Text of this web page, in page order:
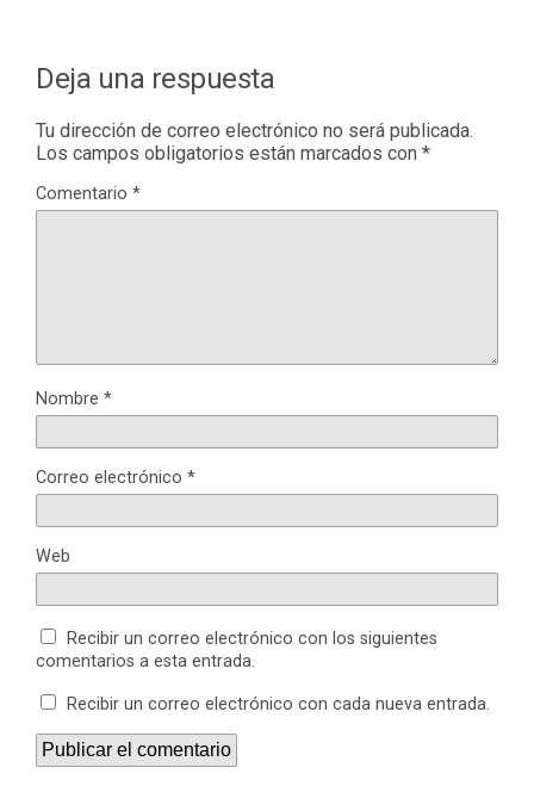
Deja una respuesta
Tu dirección de correo electrónico no será publicada.
Los campos obligatorios están marcados con *
Comentario *
Nombre *
Correo electrónico *
Web
Recibir un correo electrónico con los siguientes
comentarios a esta entrada.
Recibir un correo electrónico con cada nueva entrada.